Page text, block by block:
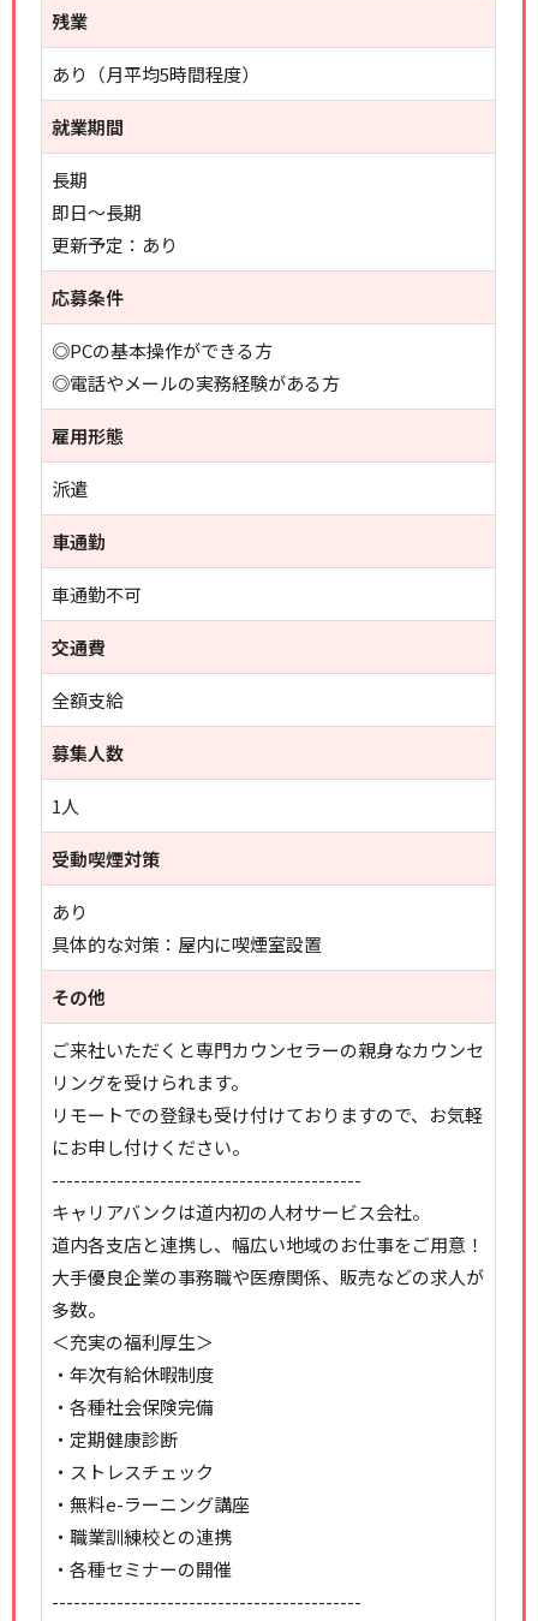
残業
あり（月平均5時間程度）
就業期間
長期
即日～長期
更新予定：あり
応募条件
◎PCの基本操作ができる方
◎電話やメールの実務経験がある方
雇用形態
派遣
車通勤
車通勤不可
交通費
全額支給
募集人数
1人
受動喫煙対策
あり
具体的な対策：屋内に喫煙室設置
その他
ご来社いただくと専門カウンセラーの親身なカウンセ
リングを受けられます。
リモートでの登録も受け付けておりますので、お気軽
にお申し付けください。
-------------------------------------------
キャリアバンクは道内初の人材サービス会社。
道内各支店と連携し、幅広い地域のお仕事をご用意！
大手優良企業の事務職や医療関係、販売などの求人が
多数。
＜充実の福利厚生＞
・年次有給休暇制度
・各種社会保険完備
・定期健康診断
・ストレスチェック
・無料e-ラーニング講座
・職業訓練校との連携
・各種セミナーの開催
-------------------------------------------